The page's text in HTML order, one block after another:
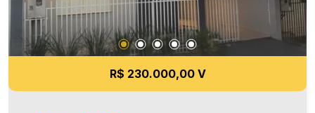
R$ 230.000,00 V